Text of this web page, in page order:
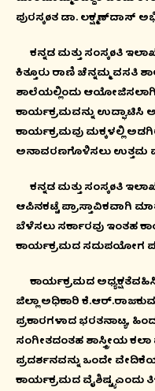
ಪುರಸ್ಕøತ ಡಾ. ಲಕ್ಷ್ಮಣ್‍ದಾಸ್
ಕನ್ನಡ ಮತ್ತು ಸಂಸ್ಕøತಿ
ಕಿತ್ತೂರು ರಾಣಿ ಚೆನ್ನಮ್ಮ
ಶಾಲೆಯಲ್ಲಿಂದು
ಕಾರ್ಯಕ್ರಮವನ್ನು ಉದ್ಘಾಟಿಸಿ
ಕಾರ್ಯಕ್ರಮವು ಮಕ್ಕಳಲ್ಲಿ
ಅನಾವರಣಗೊಳಿಸಲು ಉತ್ತಮ
ಕನ್ನಡ ಮತ್ತು ಸಂಸ್ಕøತಿ
ಆಪಿನಕಟ್ಟೆ ಪ್ರಾಸ್ತಾವಿಕವಾಗಿ
ಬೆಳೆಸಲು ಸರ್ಕಾರವು ಇಂತಹ
ಕಾರ್ಯಕ್ರಮದ ಸದುಪಯೋಗ
ಕಾರ್ಯಕ್ರಮದ
ಜಿಲ್ಲಾ ಅಧಿಕಾರಿ
ಪ್ರಕಾರಗಳಾದ ಭರತನಾಟ್ಯ,
ಸಂಗೀತದಂತಹ ಶಾಸ್ತ್ರೀಯ
ಪ್ರದರ್ಶನವನ್ನು ಒಂದೇ
ಕಾರ್ಯಕ್ರಮದ ವೈಶಿಷ್ಟ್ಯ ಎಂದು